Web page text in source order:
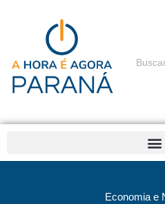
conteúdo
Economia e